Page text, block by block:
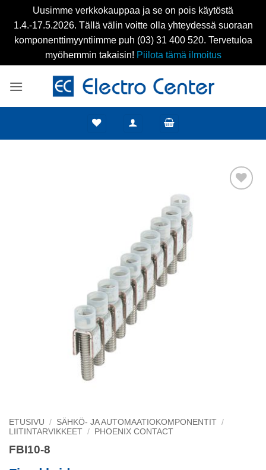
Uusimme verkkokauppaa ja se on pois käytöstä
1.4.-17.5.2026. Tällä välin voitte olla yhteydessä suoraan
komponenttimyyntiimme puh (03) 31 400 520. Tervetuloa
myöhemmin takaisin! Piilota tämä ilmoitus
ETUSIVU / SÄHKÖ- JA AUTOMAATIOKOMPONENTIT /
LIITINTARVIKKEET / PHOENIX CONTACT
FBI10-8